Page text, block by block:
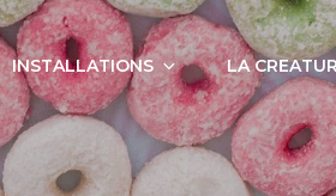
INSTALLATIONS LA